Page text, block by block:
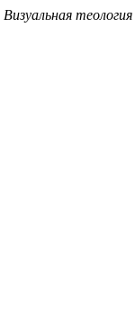
Визуальная теология